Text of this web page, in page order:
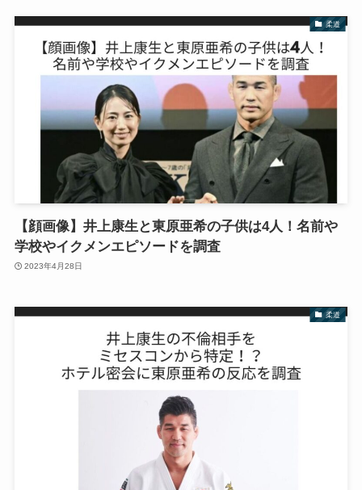
柔道
【顔画像】井上康生と東原亜希の子供は4人！名前や
学校やイクメンエピソードを調査
2023年4月28日
柔道